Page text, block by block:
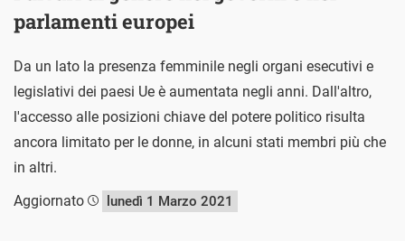
parlamenti europei
Da un lato la presenza femminile negli organi esecutivi e
legislativi dei paesi Ue è aumentata negli anni. Dall'altro,
l'accesso alle posizioni chiave del potere politico risulta
ancora limitato per le donne, in alcuni stati membri più che
in altri.
Aggiornato
lunedì 1 Marzo 2021